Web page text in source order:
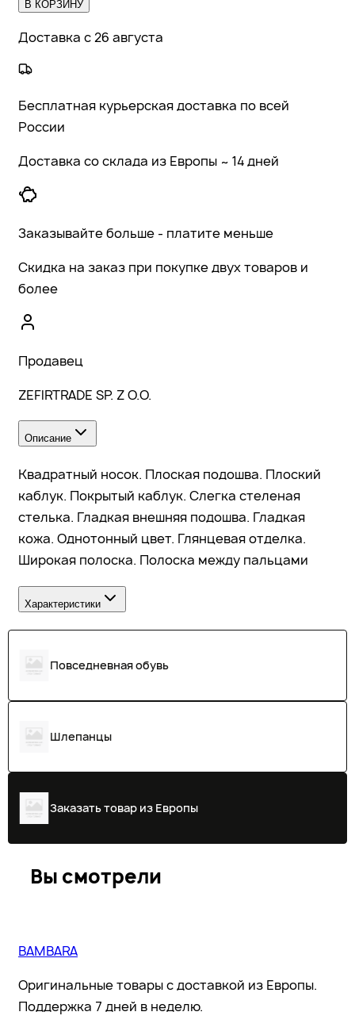
В КОРЗИНУ
Доставка с 26 августа
Бесплатная курьерская доставка по всей
России
Доставка со склада из Европы ~ 14 дней
Заказывайте больше - платите меньше
Скидка на заказ при покупке двух товаров и
более
Продавец
ZEFIRTRADE SP. Z O.O.
Описание
Квадратный носок. Плоская подошва. Плоский
каблук. Покрытый каблук. Слегка стеленая
стелька. Гладкая внешняя подошва. Гладкая
кожа. Однотонный цвет. Глянцевая отделка.
Широкая полоска. Полоска между пальцами
Характеристики
Повседневная обувь
Шлепанцы
Заказать товар из Европы
Вы смотрели
BAMBARA
Оригинальные товары с доставкой из Европы.
Поддержка 7 дней в неделю.